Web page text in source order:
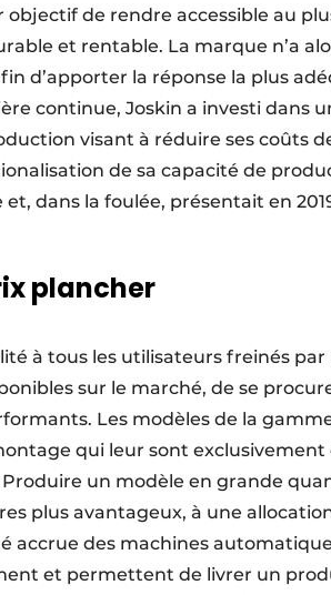
objectif de rendre accessible au
et rentable. La marque n’a
d’apporter la réponse la plus
continue, Joskin a investi dans
visant à réduire ses coûts
de sa capacité de
dans la foulée, présentait en
plancher
à tous les utilisateurs freinés par
sur le marché, de se
Les modèles de la
qui leur sont
Produire un modèle en grande
plus avantageux, à une
accrue des machines
et permettent de livrer un